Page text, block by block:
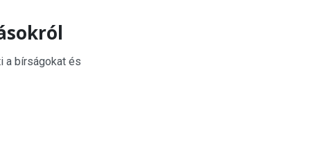
a bírságokat és